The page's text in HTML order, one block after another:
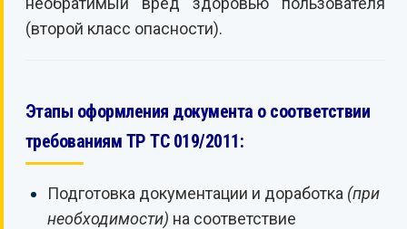
(второй класс опасности).
Этапы оформления документа о соответствии
требованиям ТР ТС 019/2011:
Подготовка документации и доработка (при
необходимости) на соответствие